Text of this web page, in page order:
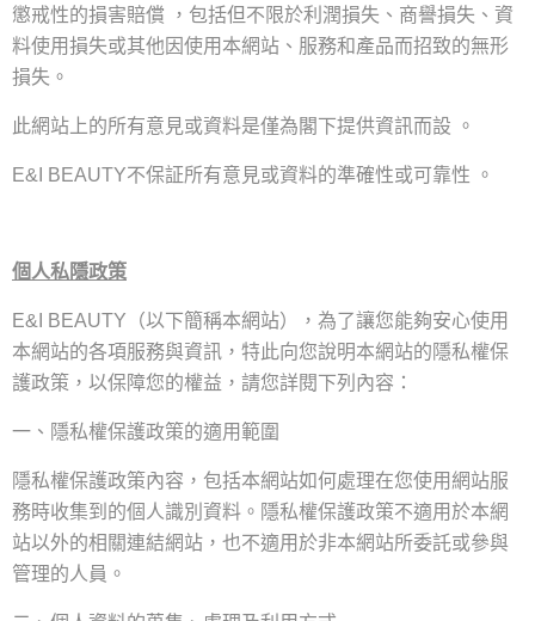
懲戒性的損害賠償 ， 包括但不限於利潤損失 、 商譽損失 、 資
料使用損失或其他因使用本網站 、 服務和產品而招致的無形
損失 。
此網站上的所有意見或資料是僅為閣下提供資訊而設 。
E&I BEAUTY不保証所有意見或資料的準確性或可靠性 。
個人私隱政策
E&I BEAUTY （以下簡稱本網站）， 為了讓您能夠安心使用
本網站的各項服務與資訊 ， 特此向您說明本網站的隱私權保
護政策 ， 以保障您的權益 ， 請您詳閱下列內容 ：
一、隱私權保護政策的適用範圍
隱私權保護政策內容 ， 包括本網站如何處理在您使用網站服
務時收集到的個人識別資料 。 隱私權保護政策不適用於本網
站以外的相關連結網站 ， 也不適用於非本網站所委託或參與
管理的人員 。